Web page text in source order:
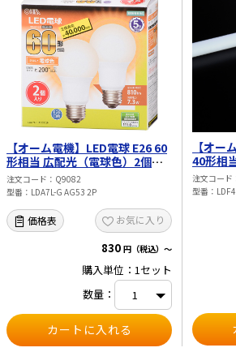
【オーム電機】LED電球 E26 60
形相当 広配光（電球色）2個入
LDA7L-G AG53 2P
注文コード
Q9082
型番
LDA7L-G AG53 2P
価格表 お気に入り
830 円（税込）～
購入単位：1セット
数量：
【オー
40形相
スター
10本入
注文コード
型番